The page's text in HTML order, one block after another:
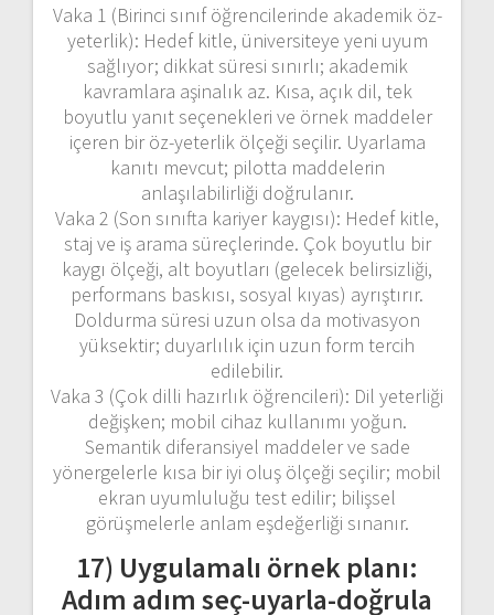
Vaka 1 (Birinci sınıf öğrencilerinde akademik öz-
yeterlik): Hedef kitle, üniversiteye yeni uyum
sağlıyor; dikkat süresi sınırlı; akademik
kavramlara aşinalık az. Kısa, açık dil, tek
boyutlu yanıt seçenekleri ve örnek maddeler
içeren bir öz-yeterlik ölçeği seçilir. Uyarlama
kanıtı mevcut; pilotta maddelerin
anlaşılabilirliği doğrulanır.
Vaka 2 (Son sınıfta kariyer kaygısı): Hedef kitle,
staj ve iş arama süreçlerinde. Çok boyutlu bir
kaygı ölçeği, alt boyutları (gelecek belirsizliği,
performans baskısı, sosyal kıyas) ayrıştırır.
Doldurma süresi uzun olsa da motivasyon
yüksektir; duyarlılık için uzun form tercih
edilebilir.
Vaka 3 (Çok dilli hazırlık öğrencileri): Dil yeterliği
değişken; mobil cihaz kullanımı yoğun.
Semantik diferansiyel maddeler ve sade
yönergelerle kısa bir iyi oluş ölçeği seçilir; mobil
ekran uyumluluğu test edilir; bilişsel
görüşmelerle anlam eşdeğerliği sınanır.
17) Uygulamalı örnek planı:
Adım adım seç-uyarla-doğrula